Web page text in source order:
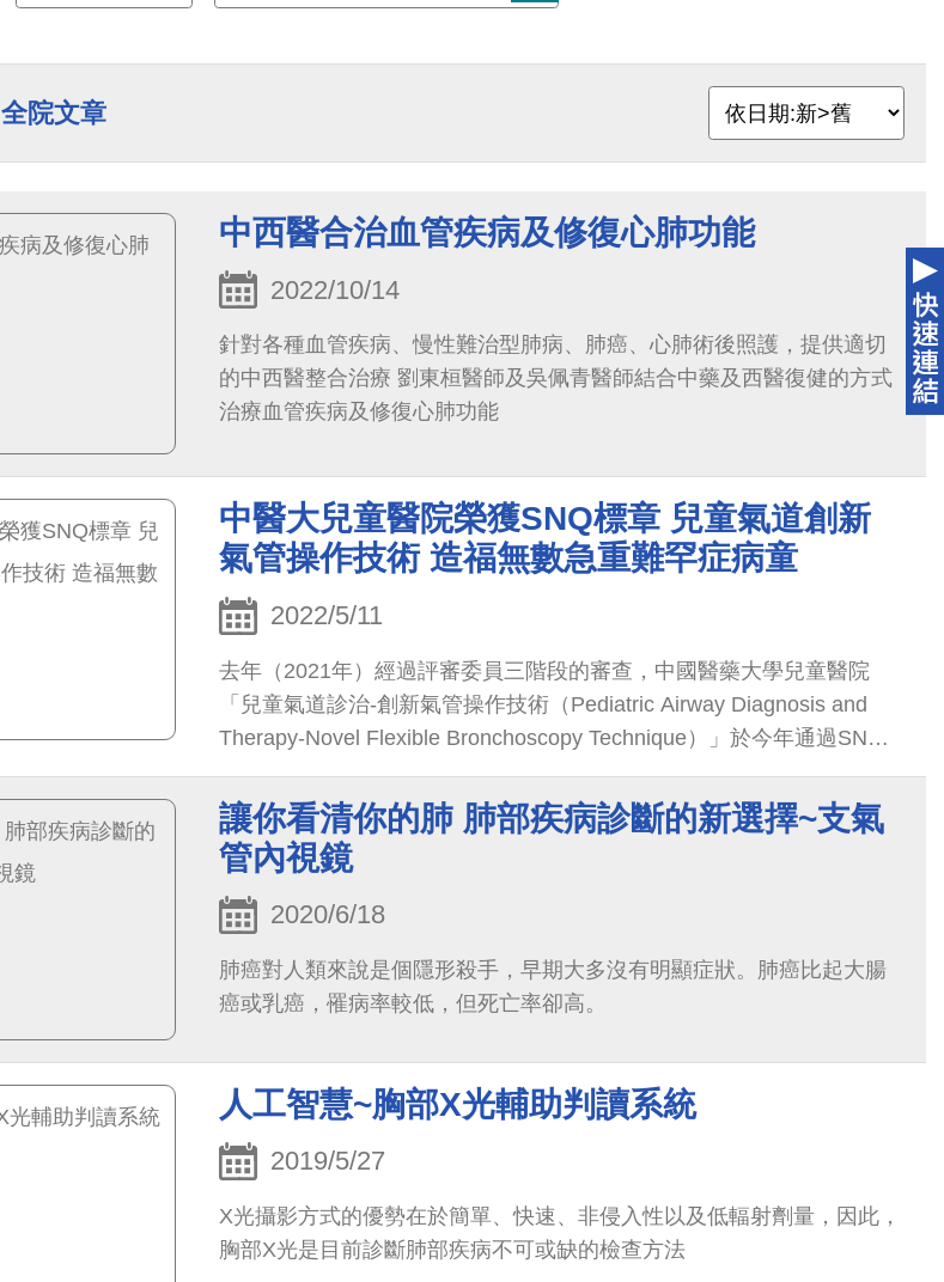
全院文章
中西醫合治血管疾病及修復心肺功能
2022/10/14
針對各種血管疾病、慢性難治型肺病、肺癌、心肺術後照護，提供適切
的中西醫整合治療 劉東桓醫師及吳佩青醫師結合中藥及西醫復健的方式
治療血管疾病及修復心肺功能
中醫大兒童醫院榮獲SNQ標章 兒童氣道創新
氣管操作技術 造福無數急重難罕症病童
2022/5/11
去年（2021年）經過評審委員三階段的審查，中國醫藥大學兒童醫院
「兒童氣道診治-創新氣管操作技術（Pediatric Airway Diagnosis and
Therapy-Novel Flexible Bronchoscopy Technique）」於今年通過SNQ
國家品質標章特色醫療認證。宋文舉副院長自行研發此技術已逾30年，
臨床上累積超過10,000例的檢查與治療個案，所發表的30餘篇論文亦多
次被引用。
讓你看清你的肺 肺部疾病診斷的新選擇~支氣
管內視鏡
2020/6/18
肺癌對人類來說是個隱形殺手，早期大多沒有明顯症狀。肺癌比起大腸
癌或乳癌，罹病率較低，但死亡率卻高。
人工智慧~胸部X光輔助判讀系統
2019/5/27
X光攝影方式的優勢在於簡單、快速、非侵入性以及低輻射劑量，因此，
胸部X光是目前診斷肺部疾病不可或缺的檢查方法